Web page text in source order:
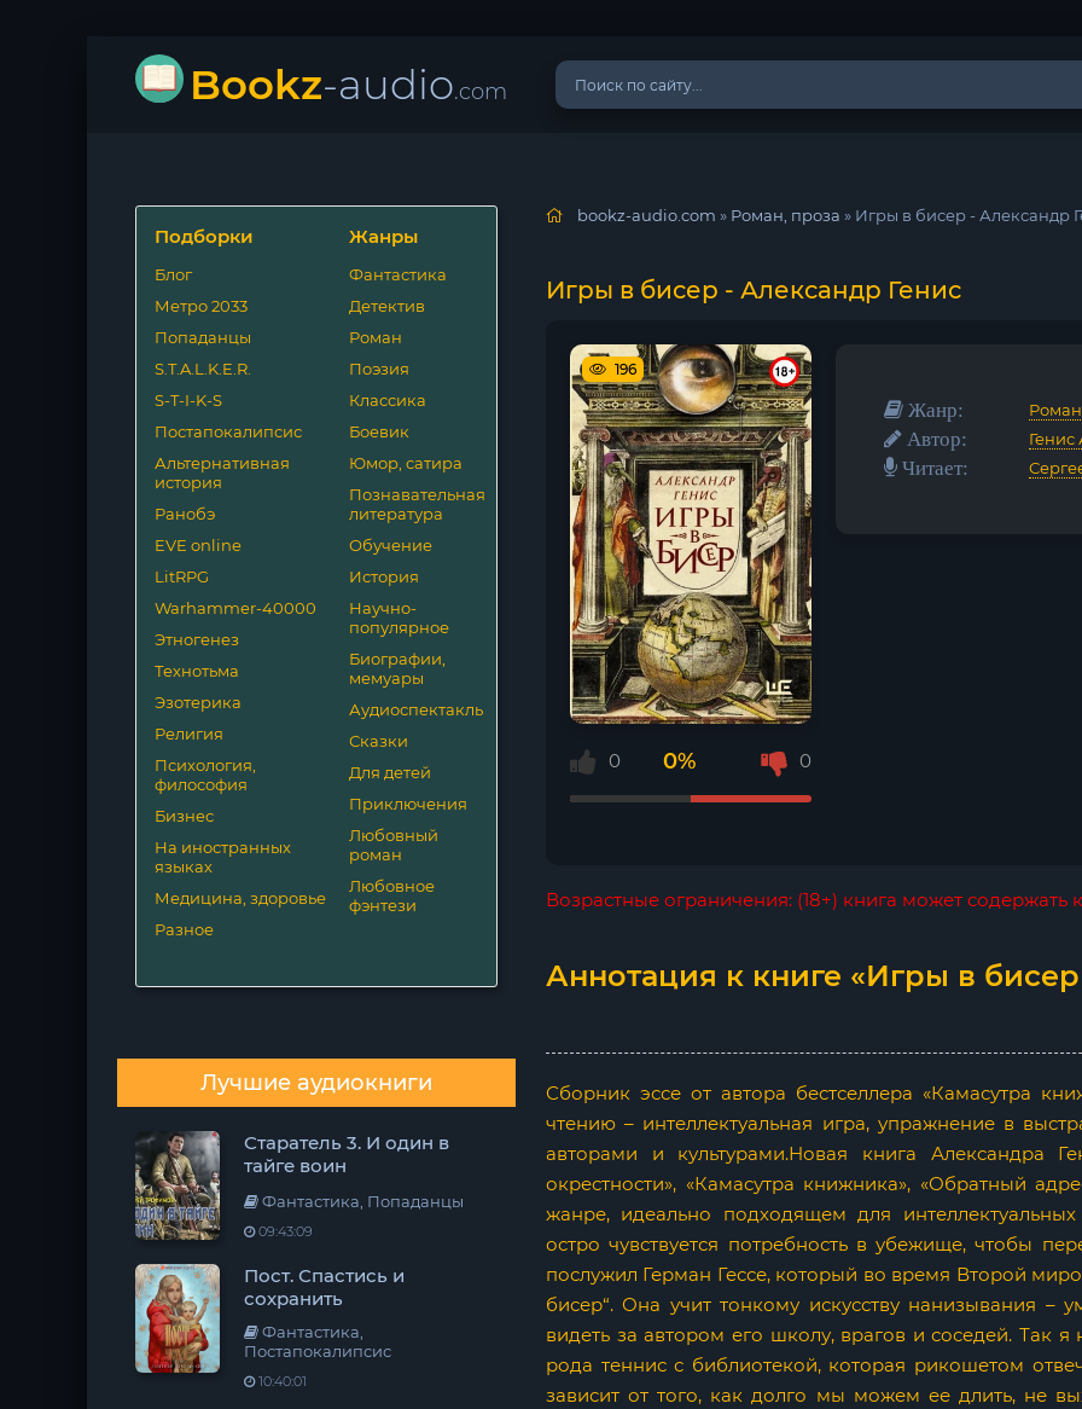
Bookz-audio.com
Подборки
Блог
Метро 2033
Попаданцы
S.T.A.L.K.E.R.
S-T-I-K-S
Постапокалипсис
Альтернативная
история
Ранобэ
EVE online
LitRPG
Warhammer-40000
Этногенез
Технотьма
Эзотерика
Религия
Психология,
философия
Бизнес
На иностранных
языках
Медицина, здоровье
Разное
Жанры
Фантастика
Детектив
Роман
Поэзия
Классика
Боевик
Юмор, сатира
Познавательная
литература
Обучение
История
Научно-
популярное
Биографии,
мемуары
Аудиоспектакль
Сказки
Для детей
Приключения
Любовный
роман
Любовное
фэнтези
Лучшие аудиокниги
Старатель 3. И один в
тайге воин
Фантастика, Попаданцы
09:43:09
Пост. Спастись и
сохранить
Фантастика,
Постапокалипсис
10:40:01
bookz-audio.com » Роман, проза » Игры в бисер - Александр
Игры в бисер - Александр Генис
196
0 0% 0
Жанр:
Автор: Генис
Читает:
Возрастные ограничения: (18+) книга может содержать
Аннотация к книге «Игры в
Сборник эссе от автора бестселлера «Камасутра
чтению – интеллектуальная игра, упражнение в
авторами и культурами.Новая книга Александра
окрестности», «Камасутра книжника», «Обратный
жанре, идеально подходящем для
остро чувствуется потребность в убежище, чтобы
послужил Герман Гессе, который во время Второй
бисер“. Она учит тонкому искусству нанизывания –
видеть за автором его школу, врагов и соседей. Так
рода теннис с библиотекой, которая рикошетом
зависит от того, как долго мы можем ее длить, не